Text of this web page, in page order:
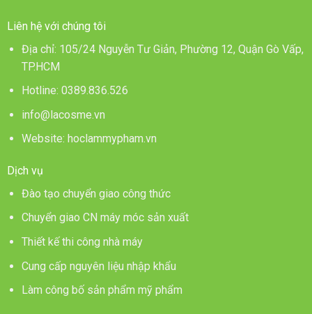
Liên hệ với chúng tôi
Địa chỉ: 105/24 Nguyễn Tư Giản, Phường 12, Quận Gò Vấp,
TP.HCM
Hotline: 0389.836.526
info@lacosme.vn
Website: hoclammypham.vn
Dịch vụ
Đào tạo chuyển giao công thức
Chuyển giao CN máy móc sản xuất
Thiết kế thi công nhà máy
Cung cấp nguyên liệu nhập khẩu
Làm công bố sản phẩm mỹ phẩm